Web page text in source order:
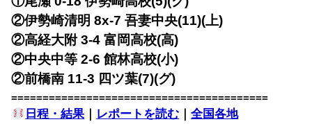
②伊勢崎清明 8x-7 吾妻中央(11)(上)
②高経大附 3-4 富岡高校(高)
②中央中等 2-6 館林高校(小)
②前橋南 11-3 四ツ葉(7)(グ)
=========================================
日程・結果｜ レポートを読む ｜全国各地